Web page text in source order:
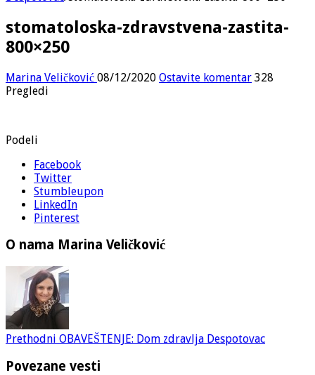
stomatoloska-zdravstvena-zastita-
800×250
Marina Veličković 08/12/2020 Ostavite komentar 328
Pregledi
Podeli
Facebook
Twitter
Stumbleupon
LinkedIn
Pinterest
O nama Marina Veličković
Prethodni OBAVEŠTENJE: Dom zdravlja Despotovac
Povezane vesti